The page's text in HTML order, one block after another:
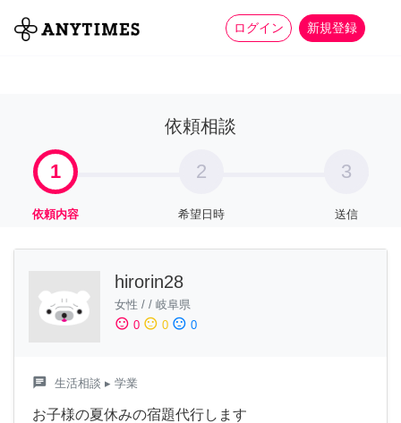
ログイン 新規登録
全て 家事 more_horiz
依頼相談
1
依頼内容
2
希望日時
3
送信
hirorin28
女性 / / 岐阜県
sentiment_satisfied 0 sentiment_neutral 0 sentiment_dissatisfied 0
chat 生活相談 ▸ 学業
お子様の夏休みの宿題代行します